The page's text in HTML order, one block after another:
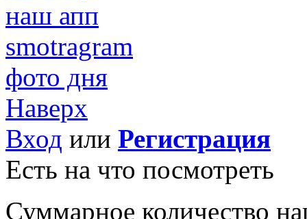
наш апп
smotragram
фото дня
Наверх
Вход или Регистрация
Есть на что посмотреть
Суммарное количество